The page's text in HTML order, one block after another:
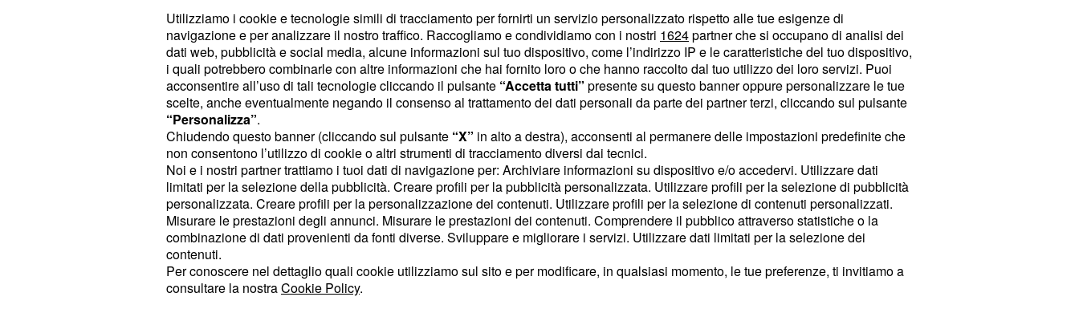
stato pubblicato il trailer da parte della Universal Pictures. Di
seguito andremo a scoprire chi sono gli altri attori che fanno
parte delcaste latramadella pellicola, la cui
sceneggiatura è curata da Erin Cressida Wilson.
The girl on the train: storia e uscita
al cinema
Il film, tratto dall’omonimo romanzo, al contrario di
quest’ultimo non è ambientato a Londra, bensì nei dintorni di
New York. Oltre ad Emily Blunt troviamo Haley Bennett,
Luke Evans, Rebecca Ferguson e Justin Theroux.
Personaggio principale nella storia èRachel Watson, una
giovane donna senza lavoro e con problemi di alcolismo. La
Utilizziamo i cookie e tecnologie simili di tracciamento per fornirti un servizio personalizzato rispetto alle tue esigenze di
navigazione e per analizzare il nostro traffico. Raccogliamo e condividiamo con i nostri 1624partner che si occupano di analisi dei
dati web, pubblicità e social media, alcune informazioni sul tuo dispositivo, come l’indirizzo IP e le caratteristiche del tuo dispositivo,
i quali potrebbero combinarle con altre informazioni che hai fornito loro o che hanno raccolto dal tuo utilizzo dei loro servizi. Puoi
acconsentire all’uso di tali tecnologie cliccando il pulsante “Accetta tutti” presente su questo banner oppure personalizzare le tue
scelte, anche eventualmente negando il consenso al trattamento dei dati personali da parte dei partner terzi, cliccando sul pulsante
“Personalizza”.
Chiudendo questo banner (cliccando sul pulsante “X” in alto a destra), acconsenti al permanere delle impostazioni predefinite che
non consentono l’utilizzo di cookie o altri strumenti di tracciamento diversi dai tecnici.
Noi e i nostri partner trattiamo i tuoi dati di navigazione per: Archiviare informazioni su dispositivo e/o accedervi. Utilizzare dati
limitati per la selezione della pubblicità. Creare profili per la pubblicità personalizzata. Utilizzare profili per la selezione di pubblicità
personalizzata. Creare profili per la personalizzazione dei contenuti. Utilizzare profili per la selezione di contenuti personalizzati.
Misurare le prestazioni degli annunci. Misurare le prestazioni dei contenuti. Comprendere il pubblico attraverso statistiche o la
combinazione di dati provenienti da fonti diverse. Sviluppare e migliorare i servizi. Utilizzare dati limitati per la selezione dei
contenuti.
Per conoscere nel dettaglio quali cookie utilizziamo sul sito e per modificare, in qualsiasi momento, le tue preferenze, ti invitiamo a
consultare la nostraCookie Policy.